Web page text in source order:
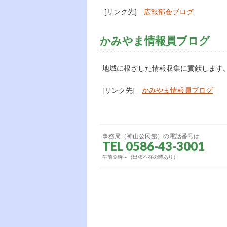
[リンク先] 広報部会ブログ
かみやま情報員ブログ
地域に根ざした情報収集に貢献します
[リンク先] かみやま情報員ブログ
事務局（神山公民館）の電話番号は
TEL 0586-43-3001
午前９時～（出張不在の時あり）